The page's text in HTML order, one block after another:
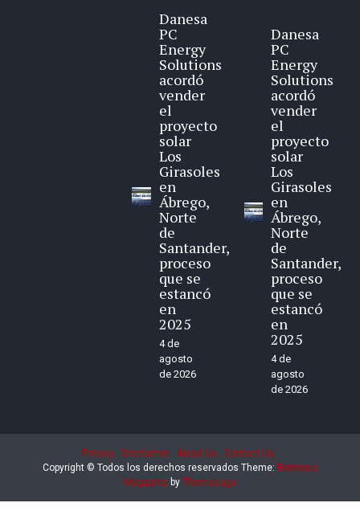
Danesa
PC
Energy
Solutions
acordó
vender
el
proyecto
solar
Los
Girasoles
en
Ábrego,
Norte
de
Santander,
proceso
que se
estancó
en
2025
4 de
agosto
de 2026
Danesa
PC
Energy
Solutions
acordó
vender
el
proyecto
solar
Los
Girasoles
en
Ábrego,
Norte
de
Santander,
proceso
que se
estancó
en
2025
4 de
agosto
de 2026
Privacy Disclaimer About Us
Contact Us
Copyright © Todos los derechos reservados Theme: Eximious
Magazine by Themesaga